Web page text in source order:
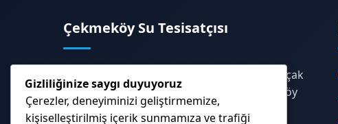
Çekmeköy Su Tesisatçısı
Profesyonel su tesisat hizmetleri, cihazlı kaçak
tespiti, montaj ve tamir çözümleri. Çekmeköy
ve çevresinde 7/24 hızlı servis.
Gizliliğinize saygı duyuyoruz
Çerezler, deneyiminizi geliştirmemize,
kişiselleştirilmiş içerik sunmamıza ve trafiği